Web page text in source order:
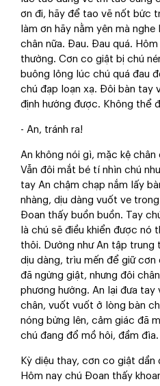
ơn đi, hãy để tao vẽ nốt bức
làm ơn hãy nằm yên mà
chân nữa. Đau. Đau quá.
thường. Cơn co giật bị chú
buông lỏng lúc chú quá đau
chú đạp loạn xạ. Đôi bàn tay
định hướng được. Không thể
- An, tránh ra!
An không nói gì, mặc kệ chân
Vẫn đôi mắt bé tí nhìn chú
tay An chậm chạp nắm lấy
nhàng, dịu dàng vuốt ve
Đoan thấy buồn buồn. Tay
là chú sẽ điều khiển được nó
thôi. Dường như An tập
dịu dàng, trìu mến để giữ
đã ngừng giật, nhưng đôi
phương hướng. An lại đưa tay
chân, vuốt vuốt ở lòng bàn
nóng bừng lên, cảm giác đã
chú đang đổ mồ hôi, đầm đìa.
Kỳ diệu thay, cơn co giật dần
Hôm nay chú Đoan thấy